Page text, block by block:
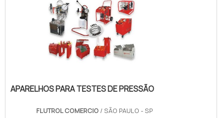
a um processo único de trançagem
reforçada, resulta em uma mangueira
flexível, que possui as seguintes
propriedades: Desenvolv.
APARELHOS PARA TESTES DE PRESSÃO
FLUTROL COMERCIO / SÃO PAULO - SP